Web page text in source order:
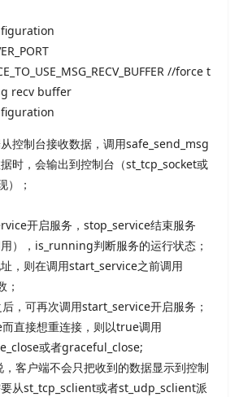
//force t
recv buffer
控制台接收数据，调用safe_send_msg
时，会输出到控制台（st_tcp_socket或
）；
开启服务，stop_service结束服务
用），is_running判断服务的运行状态；
，则在调用start_service之前调用
可再次调用start_service开启服务；
接想重连接，则以true调用
或者graceful_close;
户端不会只把收到的数据显示到控制
从st_tcp_sclient或者st_udp_sclient派